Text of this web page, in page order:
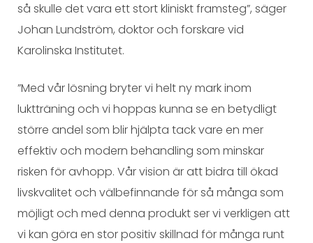
så skulle det vara ett stort kliniskt framsteg”, säger
Johan Lundström, doktor och forskare vid
Karolinska Institutet.
”Med vår lösning bryter vi helt ny mark inom
luktträning och vi hoppas kunna se en betydligt
större andel som blir hjälpta tack vare en mer
effektiv och modern behandling som minskar
risken för avhopp. Vår vision är att bidra till ökad
livskvalitet och välbefinnande för så många som
möjligt och med denna produkt ser vi verkligen att
vi kan göra en stor positiv skillnad för många runt